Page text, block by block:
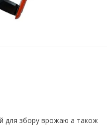
для збору врожаю а також